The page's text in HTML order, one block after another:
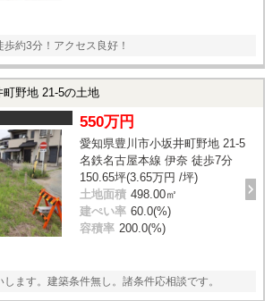
約3分！アクセス良好！
町野地 21-5の土地
550万円
愛知県豊川市小坂井町野地 21-5
名鉄名古屋本線 伊奈 徒歩7分
150.65坪(3.65万円 /坪)
土地面積 498.00㎡
建ぺい率 60.0(%)
容積率 200.0(%)
ます。建築条件無し。諸条件応相談です。